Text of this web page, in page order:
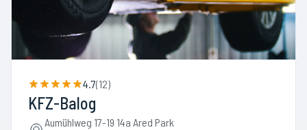
4.7(12)
KFZ-Balog
Aumühlweg 17-19 14a Ared Park